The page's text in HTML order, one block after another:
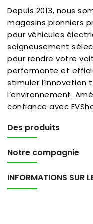
Depuis 2013, nous
magasins pionniers
pour véhicules
soigneusement
pour rendre votre
performante et
stimuler l’innovation
l’environnement.
confiance avec
Des produits
Notre compagnie
INFORMATIONS SUR